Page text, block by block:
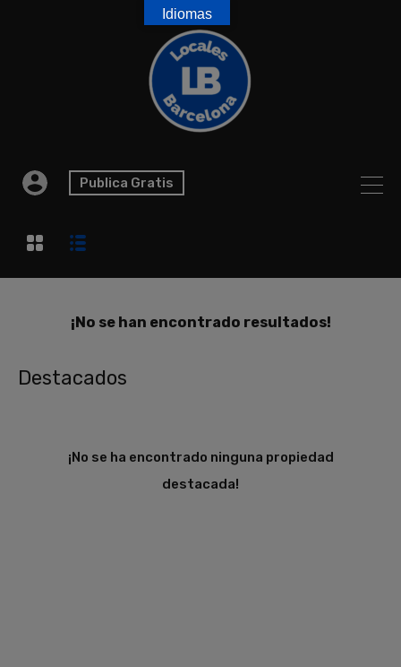
Publica Gratis
¡No se han encontrado resultados!
Destacados
¡No se ha encontrado ninguna propiedad
destacada!
Idiomas